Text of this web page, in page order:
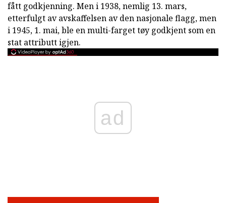
fått godkjenning. Men i 1938, nemlig 13. mars,
etterfulgt av avskaffelsen av den nasjonale flagg, men
i 1945, 1. mai, ble en multi-farget tøy godkjent som en
stat attributt igjen.
ad